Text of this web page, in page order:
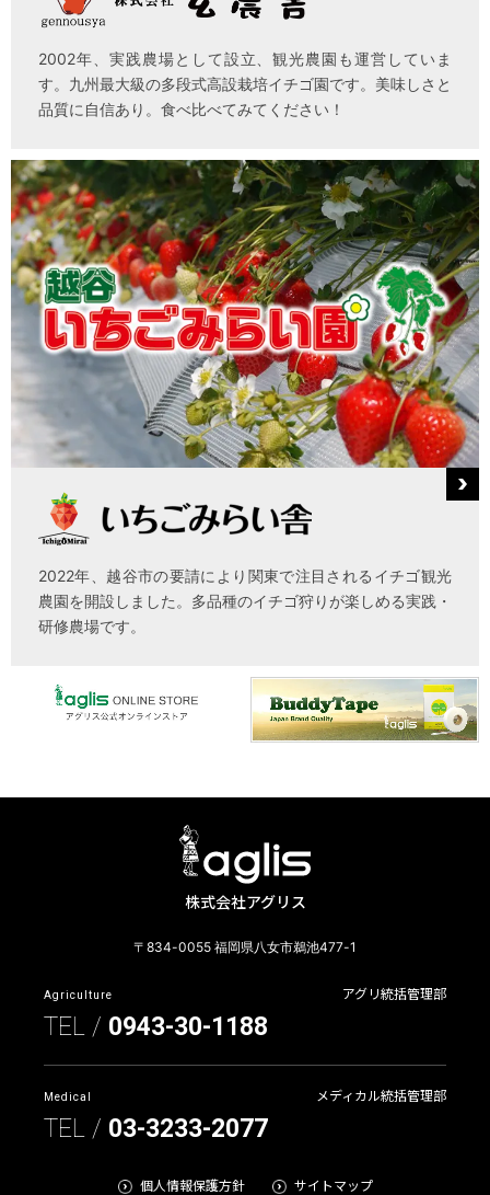
2002年、実践農場として設立、観光農園も運営していま
す。九州最大級の多段式高設栽培イチゴ園です。美味しさと
品質に自信あり。食べ比べてみてください！
2022年、越谷市の要請により関東で注目されるイチゴ観光
農園を開設しました。多品種のイチゴ狩りが楽しめる実践・
研修農場です。
株式会社アグリス
〒834-0055 福岡県八女市鵜池477-1
Agriculture アグリ統括管理部
TEL / 0943-30-1188
Medical メディカル統括管理部
TEL / 03-3233-2077
個人情報保護方針 サイトマップ